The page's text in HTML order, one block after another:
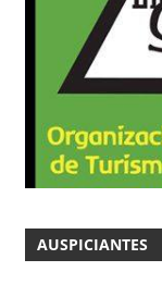
AUSPICIANTES